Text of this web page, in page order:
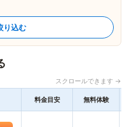
り込む
スクロールできます →
料金目安 無料体験